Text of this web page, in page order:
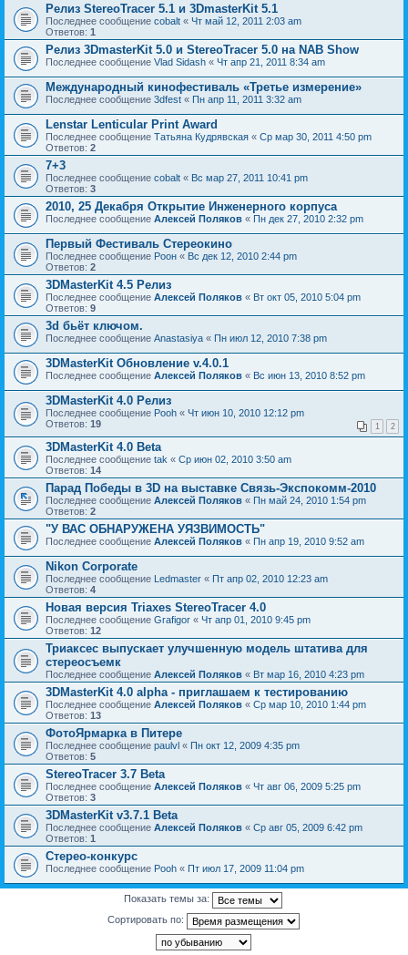
Релиз StereoTracer 5.1 и 3DmasterKit 5.1
Последнее сообщение cobalt « Чт май 12, 2011 2:03 am
Ответов: 1
Релиз 3DmasterKit 5.0 и StereoTracer 5.0 на NAB Show
Последнее сообщение Vlad Sidash « Чт апр 21, 2011 8:34 am
Международный кинофестиваль «Третье измерение»
Последнее сообщение 3dfest « Пн апр 11, 2011 3:32 am
Lenstar Lenticular Print Award
Последнее сообщение Татьяна Кудрявская « Ср мар 30, 2011 4:50 pm
Ответов: 2
7+3
Последнее сообщение cobalt « Вс мар 27, 2011 10:41 pm
Ответов: 3
2010, 25 Декабря Открытие Инженерного корпуса
Последнее сообщение Алексей Поляков « Пн дек 27, 2010 2:32 pm
Первый Фестиваль Стереокино
Последнее сообщение Pоон « Вс дек 12, 2010 2:44 pm
Ответов: 2
3DMasterKit 4.5 Релиз
Последнее сообщение Алексей Поляков « Вт окт 05, 2010 5:04 pm
Ответов: 9
3d бьёт ключом.
Последнее сообщение Anastasiya « Пн июл 12, 2010 7:38 pm
3DMasterKit Обновление v.4.0.1
Последнее сообщение Алексей Поляков « Вс июн 13, 2010 8:52 pm
3DMasterKit 4.0 Релиз
Последнее сообщение Pooh « Чт июн 10, 2010 12:12 pm
Ответов: 19 1 2
3DMasterKit 4.0 Beta
Последнее сообщение tak « Ср июн 02, 2010 3:50 am
Ответов: 14
Парад Победы в 3D на выставке Связь-Экспокомм-2010
Последнее сообщение Алексей Поляков « Пн май 24, 2010 1:54 pm
Ответов: 2
"У ВАС ОБНАРУЖЕНА УЯЗВИМОСТЬ"
Последнее сообщение Алексей Поляков « Пн апр 19, 2010 9:52 am
Nikon Corporate
Последнее сообщение Ledmaster « Пт апр 02, 2010 12:23 am
Ответов: 4
Новая версия Triaxes StereoTracer 4.0
Последнее сообщение Grafigor « Чт апр 01, 2010 9:45 pm
Ответов: 12
Триаксес выпускает улучшенную модель штатива для
стереосъемк
Последнее сообщение Алексей Поляков « Вт мар 16, 2010 4:23 pm
3DMasterKit 4.0 alpha - приглашаем к тестированию
Последнее сообщение Алексей Поляков « Ср мар 10, 2010 1:44 pm
Ответов: 13
ФотоЯрмарка в Питере
Последнее сообщение paulvl « Пн окт 12, 2009 4:35 pm
Ответов: 5
StereoTracer 3.7 Beta
Последнее сообщение Алексей Поляков « Чт авг 06, 2009 5:25 pm
Ответов: 3
3DMasterKit v3.7.1 Beta
Последнее сообщение Алексей Поляков « Ср авг 05, 2009 6:42 pm
Ответов: 1
Стерео-конкурс
Последнее сообщение Pooh « Пт июл 17, 2009 11:04 pm
Показать темы за:
Сортировать по: